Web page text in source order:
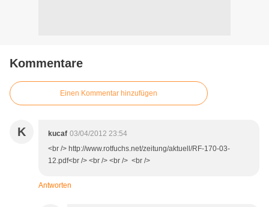
Kommentare
Einen Kommentar hinzufügen
K kucaf 03/04/2012 23:54
<br /> http://www.rotfuchs.net/zeitung/aktuell/RF-170-03-
12.pdf<br /> <br /> <br /> <br />
Antworten